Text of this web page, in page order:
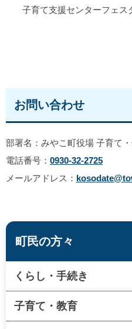
子育て支援センターフェス
お問い合わせ
部署名：みやこ町役場 子育て
電話番号： 0930-32-2725
メールアドレス：
町民の方々
くらし・手続き
子育て・教育